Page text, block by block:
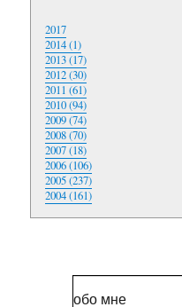
2017
2014 (1)
2013 (17)
2012 (30)
2011 (61)
2010 (94)
2009 (74)
2008 (70)
2007 (18)
2006 (106)
2005 (237)
2004 (161)
обо мне